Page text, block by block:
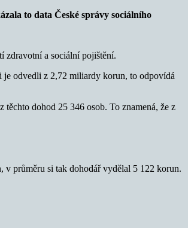
to data České správy sociálního
zdravotní a sociální pojištění.
odvedli z 2,72 miliardy korun, to odpovídá
dohod 25 346 osob. To znamená, že z
v průměru si tak dohodář vydělal 5 122 korun.